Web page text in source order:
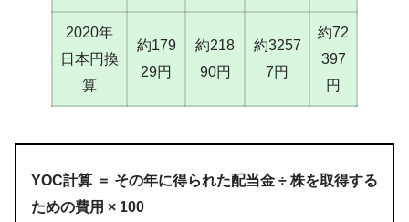
2020年
日本円換
算
約179
29円
約218
90円
約3257
7円
約72
397
円
YOC計算 ＝ その年に得られた配当金 ÷ 株を取得する
ための費用 × 100